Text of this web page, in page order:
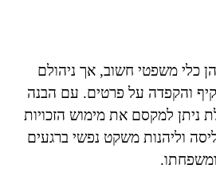
כלי משפטי חשוב, אך ניהולם
והקפדה על פרטים. עם הבנה
ניתן למקסם את מימוש הזכויות
וליהנות משקט נפשי ברגעים